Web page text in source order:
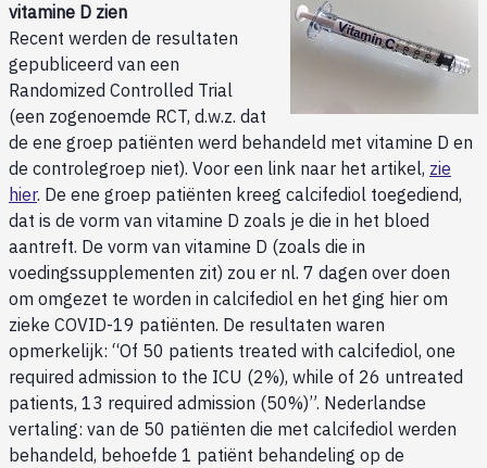
vitamine D zien
Recent werden de resultaten
gepubliceerd van een
Randomized Controlled Trial
(een zogenoemde RCT, d.w.z. dat
de ene groep patiënten werd behandeld met vitamine D en
de controlegroep niet). Voor een link naar het artikel, zie
hier. De ene groep patiënten kreeg calcifediol toegediend,
dat is de vorm van vitamine D zoals je die in het bloed
aantreft. De vorm van vitamine D (zoals die in
voedingssupplementen zit) zou er nl. 7 dagen over doen
om omgezet te worden in calcifediol en het ging hier om
zieke COVID-19 patiënten. De resultaten waren
opmerkelijk: “Of 50 patients treated with calcifediol, one
required admission to the ICU (2%), while of 26 untreated
patients, 13 required admission (50%)”. Nederlandse
vertaling: van de 50 patiënten die met calcifediol werden
behandeld, behoefde 1 patiënt behandeling op de